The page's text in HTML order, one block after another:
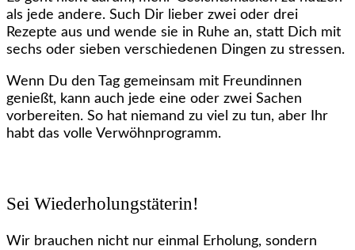
als jede andere. Such Dir lieber zwei oder drei
Rezepte aus und wende sie in Ruhe an, statt Dich mit
sechs oder sieben verschiedenen Dingen zu stressen.
Wenn Du den Tag gemeinsam mit Freundinnen
genießt, kann auch jede eine oder zwei Sachen
vorbereiten. So hat niemand zu viel zu tun, aber Ihr
habt das volle Verwöhnprogramm.
Sei Wiederholungstäterin!
Wir brauchen nicht nur einmal Erholung, sondern